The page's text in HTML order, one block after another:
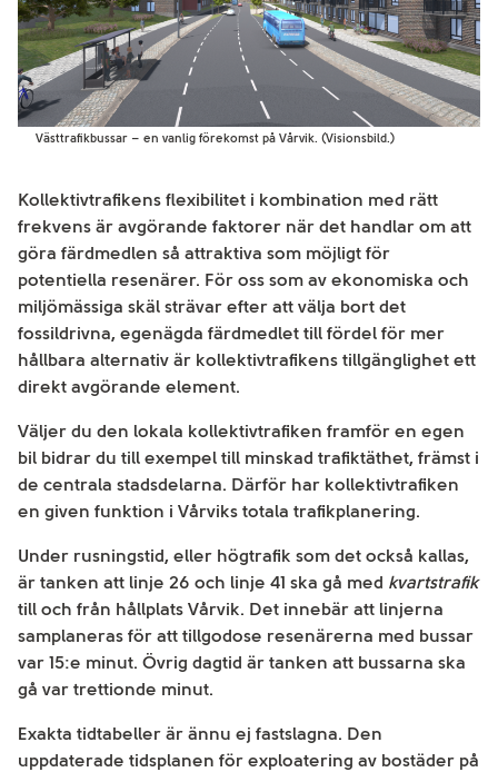
Västtrafikbussar – en vanlig förekomst på Vårvik. (Visionsbild.)
Kollektivtrafikens flexibilitet i kombination med rätt
frekvens är avgörande faktorer när det handlar om att
göra färdmedlen så attraktiva som möjligt för
potentiella resenärer. För oss som av ekonomiska och
miljömässiga skäl strävar efter att välja bort det
fossildrivna, egenägda färdmedlet till fördel för mer
hållbara alternativ är kollektivtrafikens tillgänglighet ett
direkt avgörande element.
Väljer du den lokala kollektivtrafiken framför en egen
bil bidrar du till exempel till minskad trafiktäthet, främst i
de centrala stadsdelarna. Därför har kollektivtrafiken
en given funktion i Vårviks totala trafikplanering.
Under rusningstid, eller högtrafik som det också kallas,
är tanken att linje 26 och linje 41 ska gå med kvartstrafik
till och från hållplats Vårvik. Det innebär att linjerna
samplaneras för att tillgodose resenärerna med bussar
var 15:e minut. Övrig dagtid är tanken att bussarna ska
gå var trettionde minut.
Exakta tidtabeller är ännu ej fastslagna. Den
uppdaterade tidsplanen för exploatering av bostäder på